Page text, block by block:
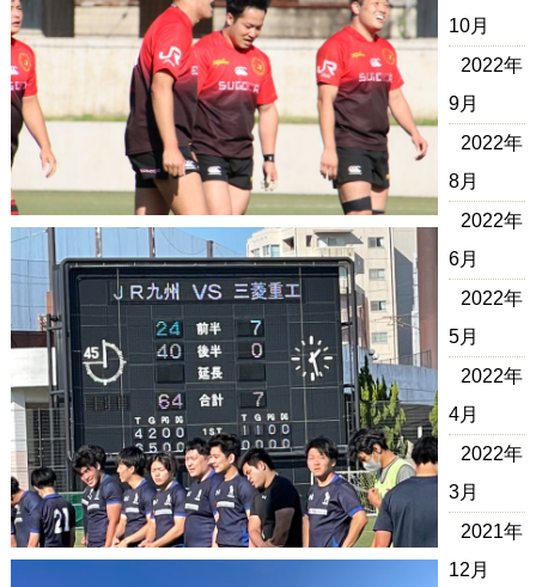
10月
2022年
9月
2022年
8月
2022年
6月
2022年
5月
2022年
4月
2022年
3月
2021年
12月